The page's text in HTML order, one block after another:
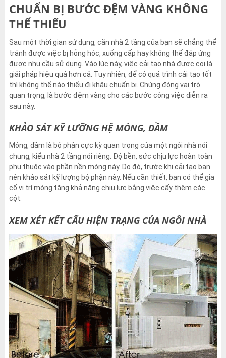
CHUẨN BỊ BƯỚC ĐỆM VÀNG KHÔNG
THỂ THIẾU
Sau một thời gian sử dụng, căn nhà 2 tầng của bạn sẽ chẳng thể
tránh được việc bị hỏng hóc, xuống cấp hay không thể đáp ứng
được nhu cầu sử dụng. Vào lúc này, việc cải tạo nhà được coi là
giải pháp hiệu quả hơn cả. Tuy nhiên, để có quá trình cải tạo tốt
thì không thể nào thiếu đi khâu chuẩn bị. Chúng đóng vai trò
quan trọng, là bước đệm vàng cho các bước công việc diễn ra
sau này.
KHẢO SÁT KỸ LƯỠNG HỆ MÓNG, DẦM
Móng, dầm là bộ phận cực kỳ quan trọng của một ngôi nhà nói
chung, kiểu nhà 2 tầng nói riêng. Độ bền, sức chịu lực hoàn toàn
phụ thuộc vào phần nền móng này. Do đó, trước khi cải tạo bạn
nên khảo sát kỹ lượng bộ phận này. Nếu cần thiết, bạn có thể gia
cố vị trí móng tăng khả năng chịu lực bằng việc cấy thêm các
cột.
XEM XÉT KẾT CẤU HIỆN TRẠNG CỦA NGÔI NHÀ